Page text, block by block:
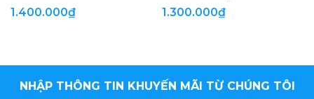
1.400.000₫ 1.300.000₫
NHẬP THÔNG TIN KHUYẾN MÃI TỪ CHÚNG TÔI